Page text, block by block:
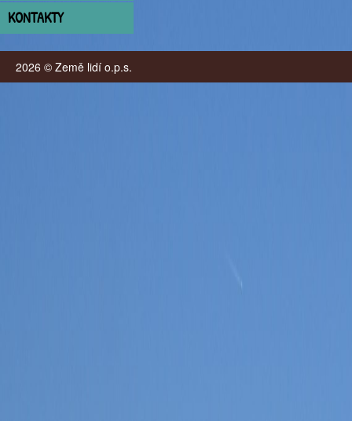
KONTAKTY
2026 © Země lidí o.p.s.